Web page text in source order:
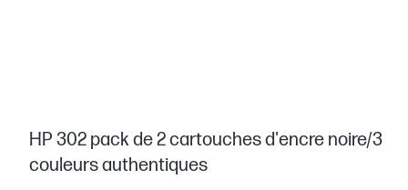
HP 302 pack de 2 cartouches d'encre noire/3
couleurs authentiques